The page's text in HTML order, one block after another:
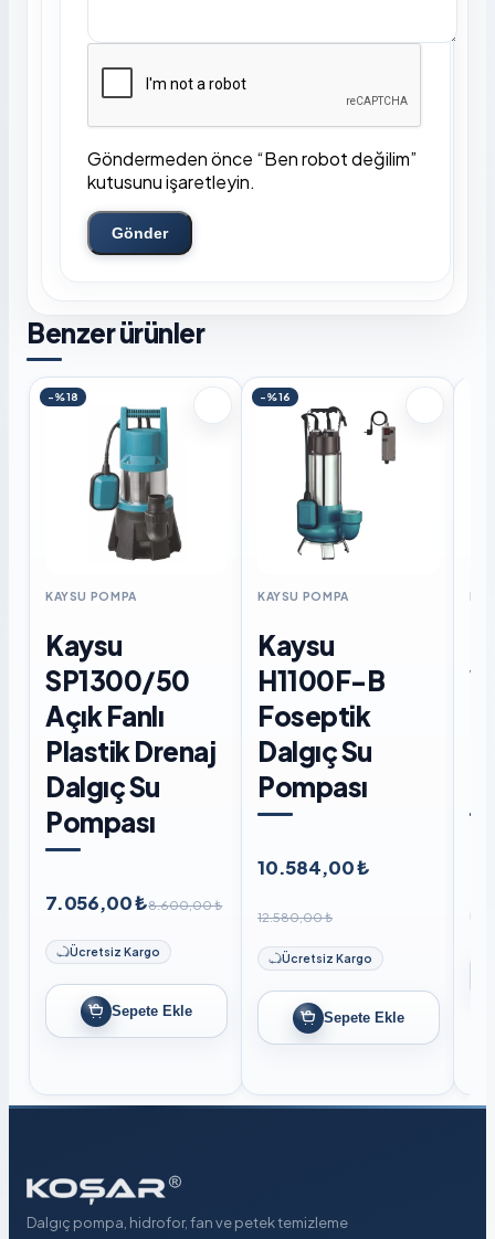
Göndermeden önce “Ben robot değilim”
kutusunu işaretleyin.
Gönder
Benzer ürünler
-%18
KAYSU POMPA
Kaysu
SP1300/50
Açık Fanlı
Plastik Drenaj
Dalgıç Su
Pompası
7.056,00 ₺8.600,00 ₺
Ücretsiz Kargo
Sepete Ekle
-%16
KAYSU POMPA
Kaysu
H1100F-B
Foseptik
Dalgıç Su
Pompası
10.584,00 ₺
12.580,00 ₺
Ücretsiz Kargo
Sepete Ekle
Dalgıç pompa, hidrofor, fan ve petek temizleme